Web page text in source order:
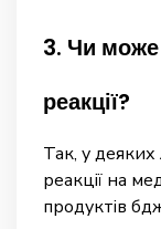
3. Чи може
реакції?
Так, у
реакції на
продуктів